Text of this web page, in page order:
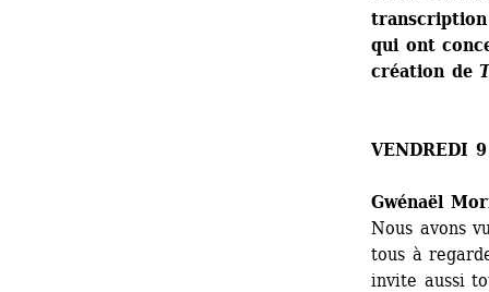
transcription
qui ont
création de
VENDREDI
Gwénaël
Nous avons
tous à
invite aussi